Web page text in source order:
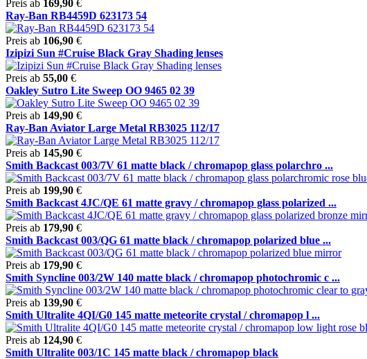
Preis ab 169,90 €
Ray-Ban RB4459D 623173 54
Preis ab 106,90 €
Izipizi Sun #Cruise Black Gray Shading lenses
Preis ab 55,00 €
Oakley Sutro Lite Sweep OO 9465 02 39
Preis ab 149,90 €
Ray-Ban Aviator Large Metal RB3025 112/17
Preis ab 145,90 €
Smith Backcast 003/7V 61 matte black / chromapop glass polarchro ...
Preis ab 199,90 €
Smith Backcast 4JC/QE 61 matte gravy / chromapop glass polarized ...
Preis ab 179,90 €
Smith Backcast 003/QG 61 matte black / chromapop polarized blue ...
Preis ab 179,90 €
Smith Syncline 003/2W 140 matte black / chromapop photochromic c ...
Preis ab 139,90 €
Smith Ultralite 4QI/G0 145 matte meteorite crystal / chromapop l ...
Preis ab 124,90 €
Smith Ultralite 003/1C 145 matte black / chromapop black